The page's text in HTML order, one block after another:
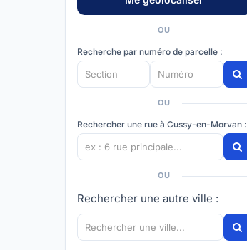
OU
Recherche par numéro de parcelle :
OU
Rechercher une rue à Cussy-en-Morvan :
OU
Rechercher une autre ville :